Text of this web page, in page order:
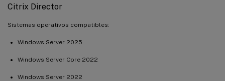
Citrix Director
Sistemas operativos compatibles:
Windows Server 2025
Windows Server Core 2022
Windows Server 2022